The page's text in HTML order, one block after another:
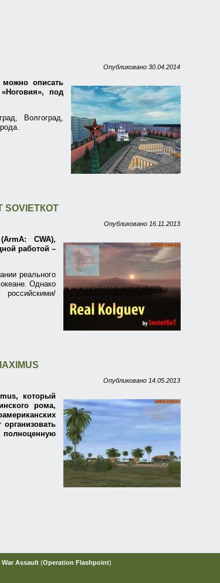
Опубликовано 30.04.2014
описать
под
Волгоград,
SOVIETКОТ
Опубликовано 16.11.2013
CWA),
работой –
реального
Однако
Опубликовано 14.05.2013
который
рома,
полноценную
Assault (Operation Flashpoint)